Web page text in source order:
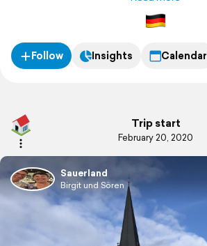
Follow Insights Calendar
Trip start
February 20, 2020
Sauerland
Birgit und Sören